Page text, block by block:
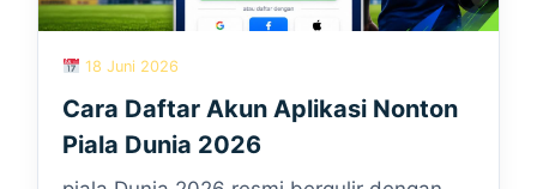
18 Juni 2026
Cara Daftar Akun Aplikasi Nonton
Piala Dunia 2026